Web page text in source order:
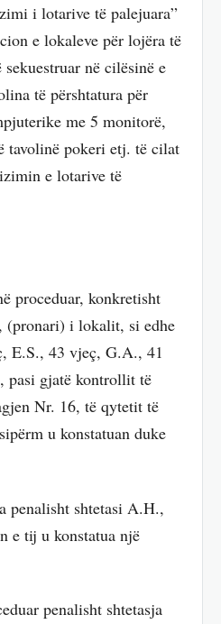
i lotarive të palejuara”
e lokaleve për lojëra të
në cilësinë e
të përshtatura për
me 5 monitorë,
tavolinë pokeri etj. të cilat
e lotarive të
proceduar, konkretisht
(pronari) i lokalit, si edhe
E.S., 43 vjeç, G.A., 41
pasi gjatë kontrollit të
Nr. 16, të qytetit të
u konstatuan duke
penalisht shtetasi A.H.,
e tij u konstatua një
penalisht shtetasja